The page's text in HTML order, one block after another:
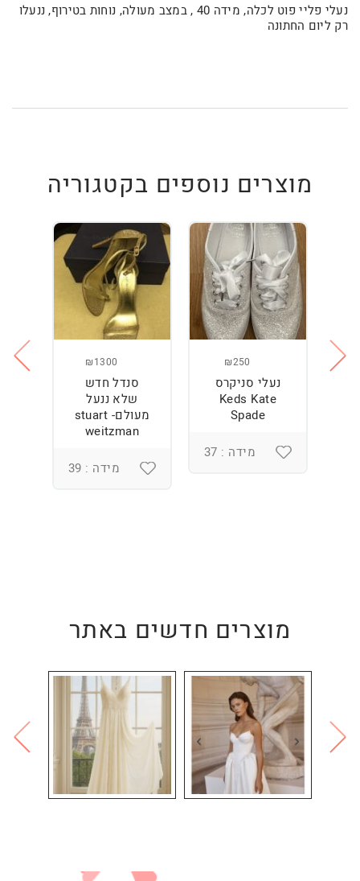
נעלי פליי פוט לכלה, מידה 40 , במצב מעולה, נוחות בטירוף, ננעלו
רק ליום החתונה
מוצרים נוספים בקטגוריה
₪250
נעלי סניקרס
Keds Kate
Spade
מידה : 37
₪1300
סנדל חדש
שלא ננעל
מעולם- stuart
weitzman
מידה : 39
מוצרים חדשים באתר